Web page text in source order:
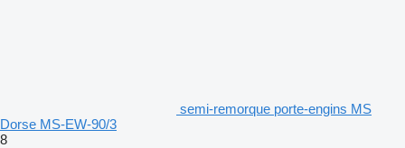
semi-remorque porte-engins MS
Dorse MS-EW-90/3
8